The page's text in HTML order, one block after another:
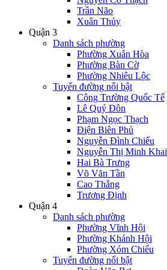
Trần Não
Xuân Thủy
Quận 3
Danh sách phường
Phường Xuân Hòa
Phường Bàn Cờ
Phường Nhiêu Lộc
Tuyến đường nổi bật
Công Trường Quốc Tế
Lê Quý Đôn
Phạm Ngọc Thạch
Điện Biên Phủ
Nguyễn Đình Chiểu
Nguyễn Thị Minh Khai
Hai Bà Trưng
Võ Văn Tần
Cao Thắng
Trương Định
Quận 4
Danh sách phường
Phường Vĩnh Hội
Phường Khánh Hội
Phường Xóm Chiếu
Tuyến đường nổi bật